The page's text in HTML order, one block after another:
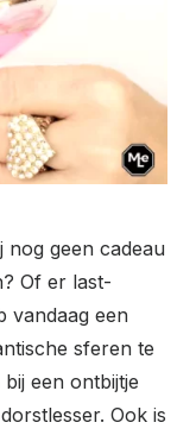
nog geen cadeau
Of er last-
vandaag een
sferen te
een ontbijtje
Ook is